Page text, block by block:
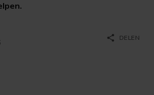
share DELEN